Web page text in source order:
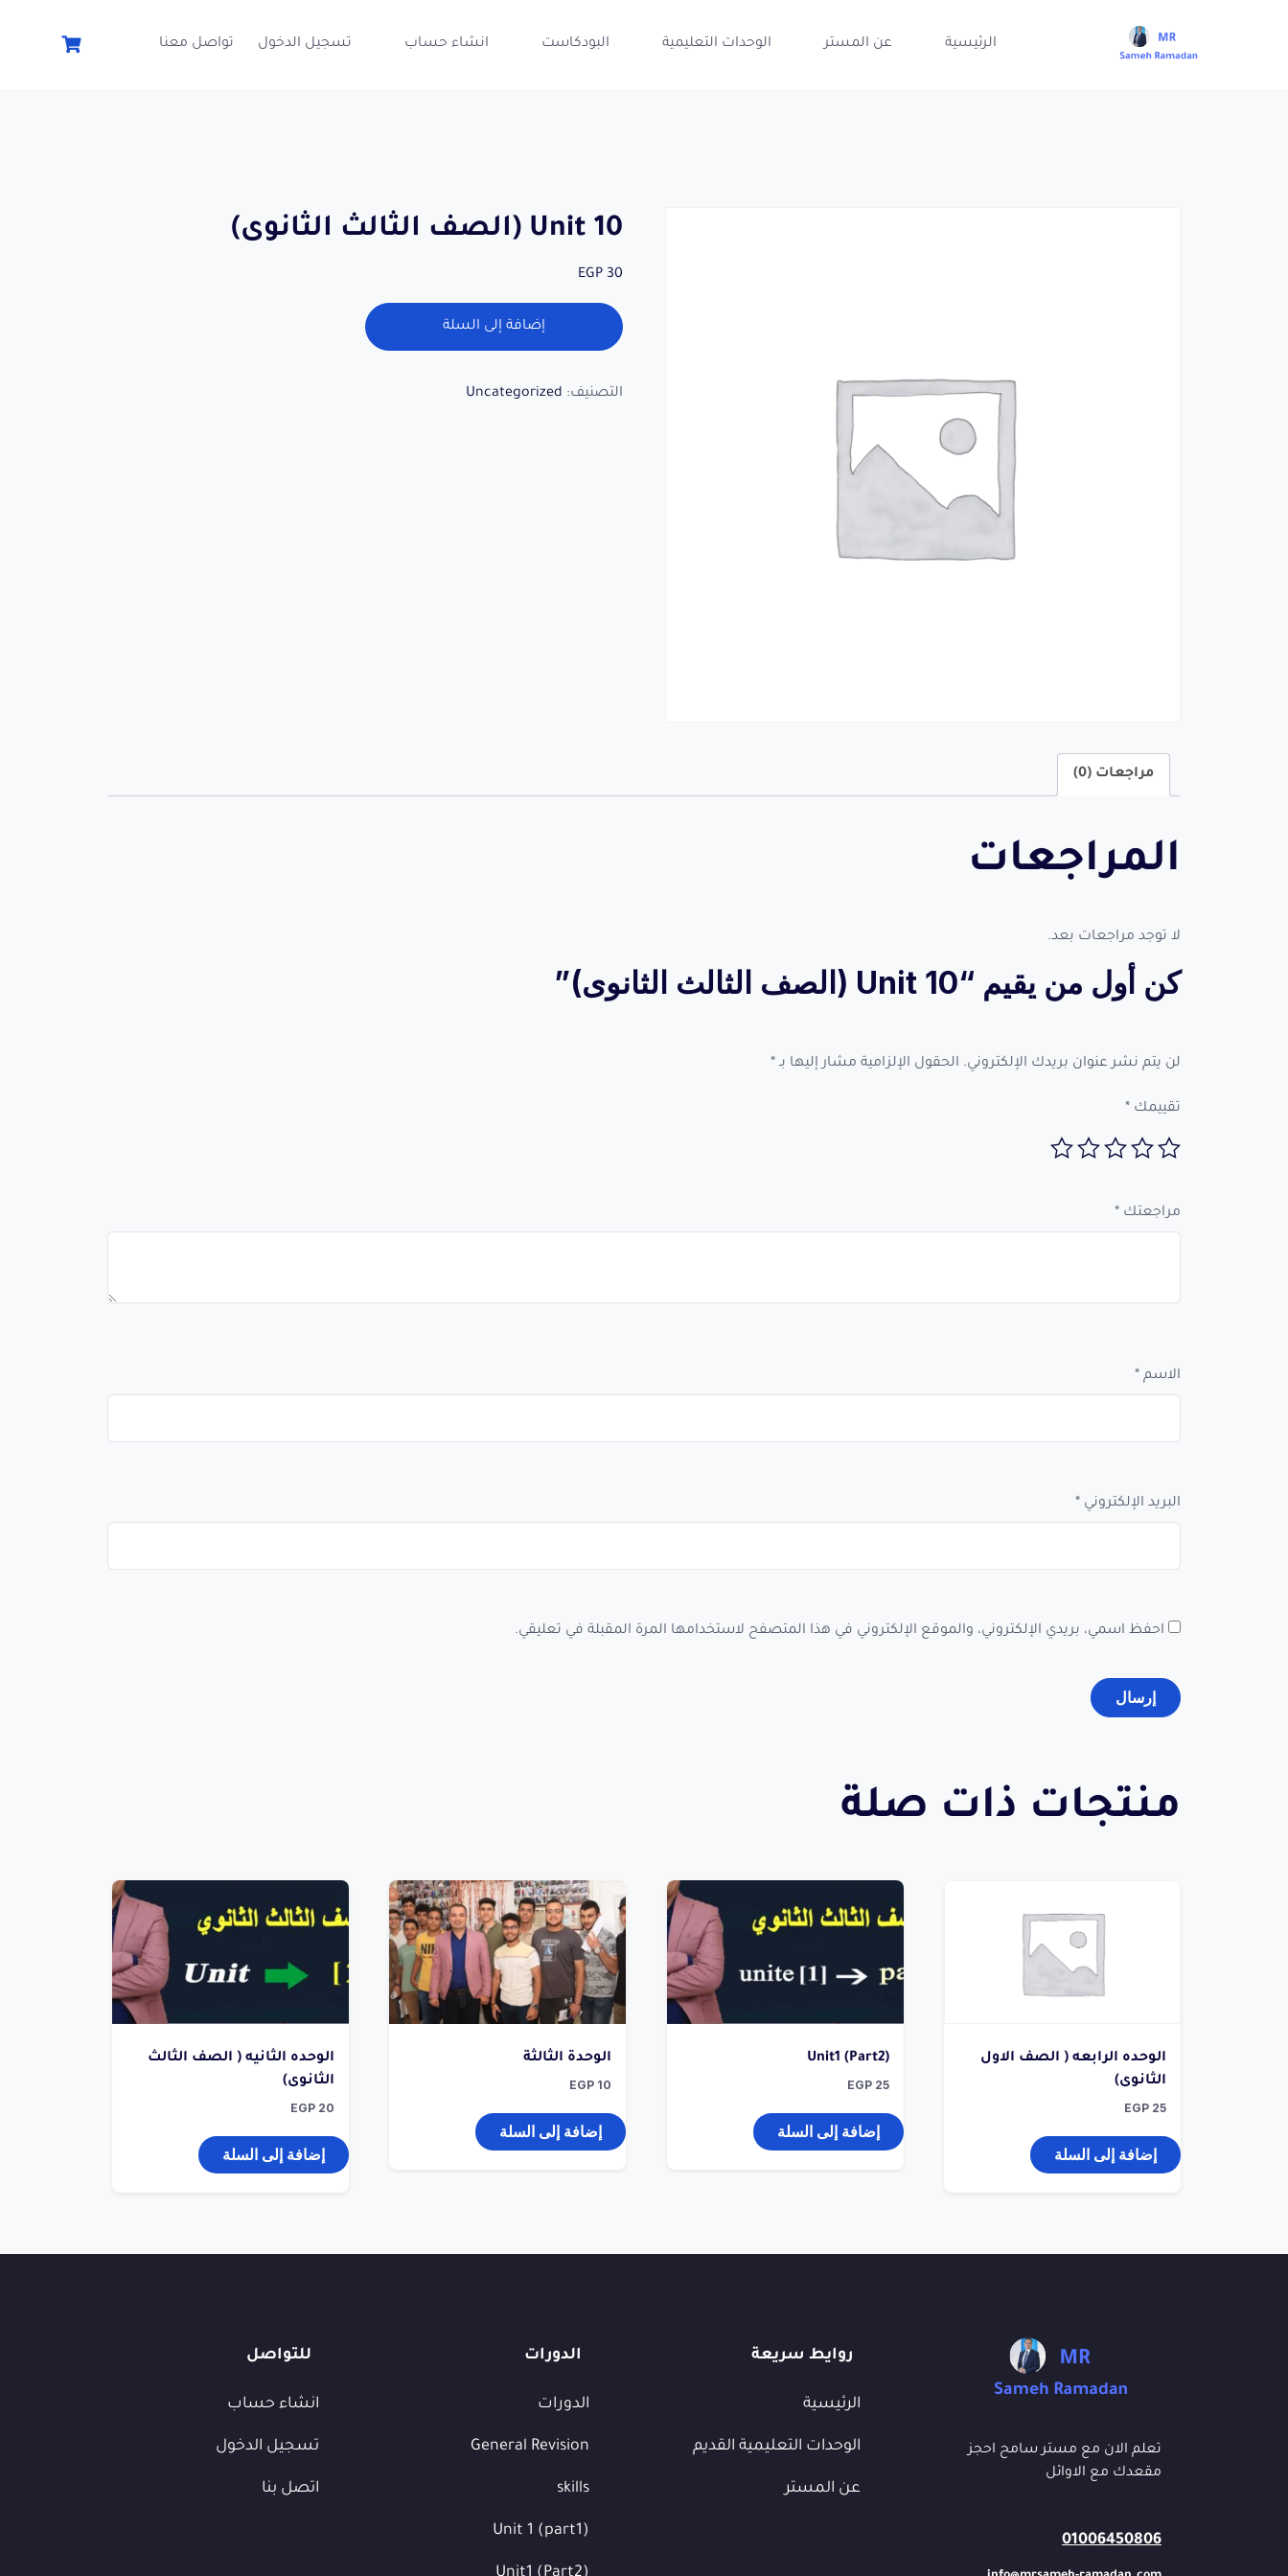
الرئيسية عن المستر الوحدات التعليمية البودكاست انشاء حساب تسجيل الدخول تواصل معنا
Unit 10 (الصف الثالث الثانوى)
EGP30
إضافة إلى السلة
التصنيف: Uncategorized
مراجعات (0)
المراجعات
لا توجد مراجعات بعد.
كن أول من يقيم “Unit 10 (الصف الثالث الثانوى)”
لن يتم نشر عنوان بريدك الإلكتروني. الحقول الإلزامية مشار إليها بـ*
تقييمك *
مراجعتك *
الاسم *
البريد الإلكتروني *
احفظ اسمي، بريدي الإلكتروني، والموقع الإلكتروني في هذا المتصفح لاستخدامها المرة المقبلة في تعليقي.
منتجات ذات صلة
الوحده الرابعه ( الصف الاول
الثانوى)
EGP 25
إضافة إلى السلة
Unit1 (Part2)
EGP25
إضافة إلى السلة
الوحدة الثالثة
EGP 10
إضافة إلى السلة
الوحده الثانيه ( الصف الثالث
الثانوى)
EGP20
إضافة إلى السلة
تعلم الان مع مستر سامح احجز
مقعدك مع الاوائل
01006450806
روايط سريعة
الرئيسية
الوحدات التعليمية القديم
عن المستر
الدورات
الدورات
General Revision
skills
Unit 1 (part1)
للتواصل
انشاء حساب
تسجيل الدخول
اتصل بنا